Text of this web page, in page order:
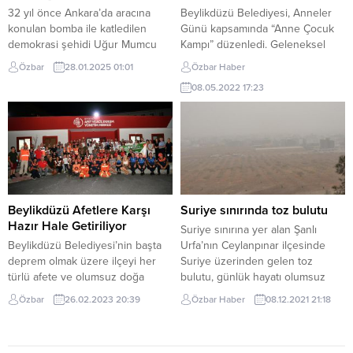
32 yıl önce Ankara’da aracına
konulan bomba ile katledilen
demokrasi şehidi Uğur Mumcu
için Kartal Belediyesi tarafından
bir anma programı düzenlendi.
aynı adı taşıyan Kültür
Merkezi’nde düzenlenen anma
programına söyleşi konuğu olarak
Evrensel Gazetesi Genel Yayın
Yönetmeni Hakkı Özdal katıldı.
Uğur Mumcu Kültür Merkezi’ne
Özbar 28.01.2025 01:01
Beylikdüzü Belediyesi, Anneler
Günü kapsamında “Anne Çocuk
Kampı” düzenledi. Geleneksel
hale gelen etkinlikte anneler,
çocuklarıyla birlikte doğayla iç içe
dopdolu bir hafta sonu geçirme
Günü’nde de ilçede yaşayan
anneleri unutmadı. Gençlik ve
Spor Hizmetleri Müdürlüğü
tarafından düzenlenen Anne
çocuklarıyla...
Özbar Haber
08.05.2022 17:23
Beylikdüzü Afetlere Karşı
Hazır Hale Getiriliyor
Beylikdüzü Belediyesi’nin başta
deprem olmak üzere ilçeyi her
türlü afete ve olumsuz doğa
koşullarına karşı hazır hale
getirmek için yaptığı çalışmalar
Özbar 26.02.2023 20:39
Suriye sınırında toz bulutu
Suriye sınırına yer alan Şanlı
Urfa’nın Ceylanpınar ilçesinde
Suriye üzerinden gelen toz
bulutu, günlük hayatı olumsuz
etkiledi. Toz bulutu nedeniyle
gökyüzü sarı renge büründü.
Özbar Haber 08.12.2021 21:18